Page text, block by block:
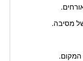
מסיבה.